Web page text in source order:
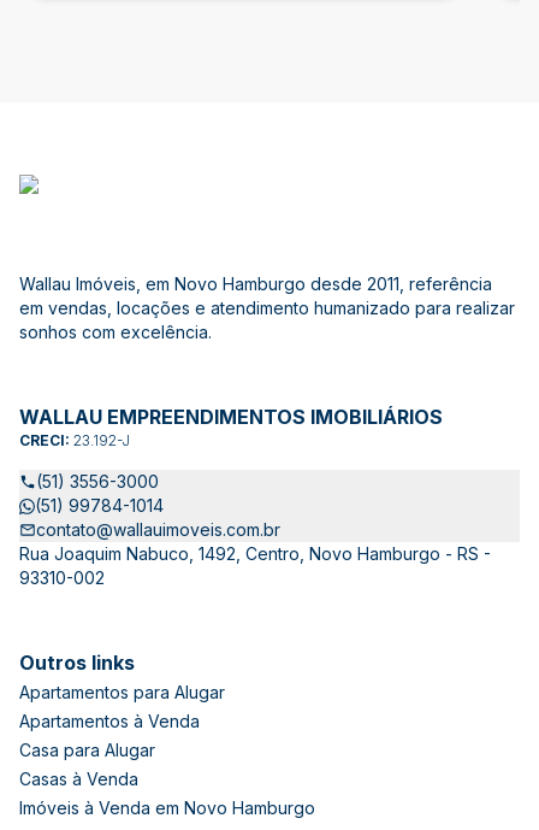
Wallau Imóveis, em Novo Hamburgo desde 2011, referência
em vendas, locações e atendimento humanizado para realizar
sonhos com excelência.
WALLAU EMPREENDIMENTOS IMOBILIÁRIOS
CRECI: 23.192-J
(51) 3556-3000
(51) 99784-1014
contato@wallauimoveis.com.br
Rua Joaquim Nabuco, 1492, Centro, Novo Hamburgo - RS -
93310-002
Outros links
Apartamentos para Alugar
Apartamentos à Venda
Casa para Alugar
Casas à Venda
Imóveis à Venda em Novo Hamburgo